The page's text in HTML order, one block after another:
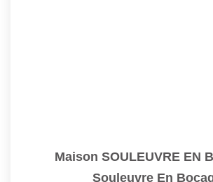
Maison SOULEUVRE EN
Souleuvre En